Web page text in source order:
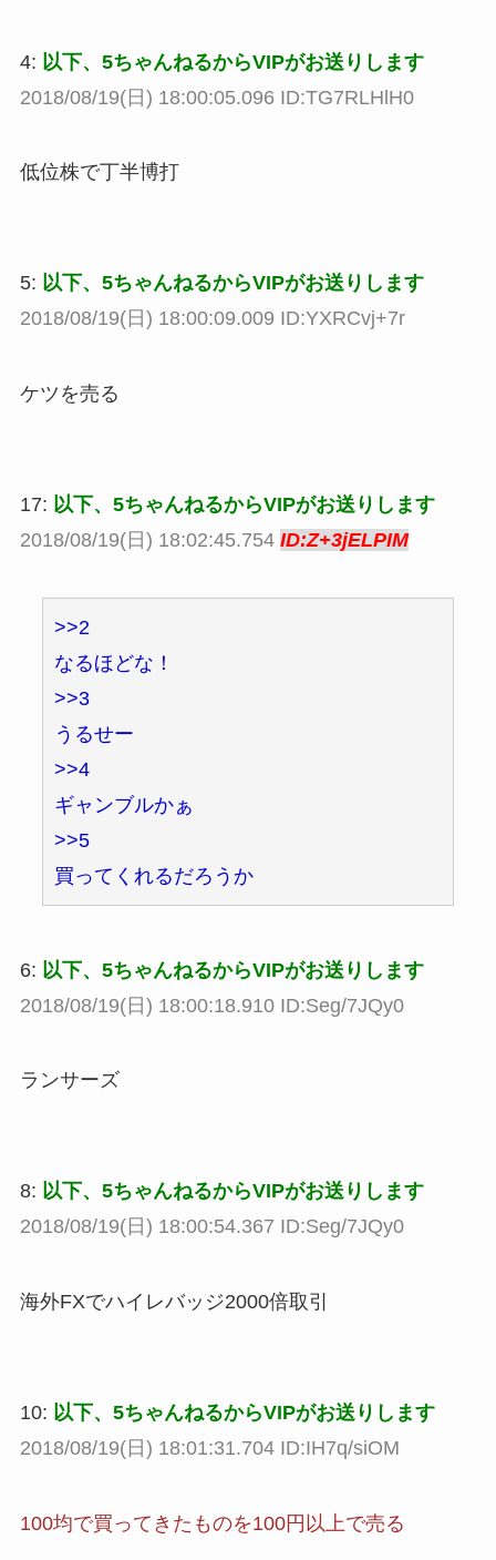
4: 以下、5ちゃんねるからVIPがお送りします
2018/08/19(日) 18:00:05.096 ID:TG7RLHlH0
低位株で丁半博打
5: 以下、5ちゃんねるからVIPがお送りします
2018/08/19(日) 18:00:09.009 ID:YXRCvj+7r
ケツを売る
17: 以下、5ちゃんねるからVIPがお送りします
2018/08/19(日) 18:02:45.754 ID:Z+3jELPIM
>>2
なるほどな！
>>3
うるせー
>>4
ギャンブルかぁ
>>5
買ってくれるだろうか
6: 以下、5ちゃんねるからVIPがお送りします
2018/08/19(日) 18:00:18.910 ID:Seg/7JQy0
ランサーズ
8: 以下、5ちゃんねるからVIPがお送りします
2018/08/19(日) 18:00:54.367 ID:Seg/7JQy0
海外FXでハイレバッジ2000倍取引
10: 以下、5ちゃんねるからVIPがお送りします
2018/08/19(日) 18:01:31.704 ID:IH7q/siOM
100均で買ってきたものを100円以上で売る